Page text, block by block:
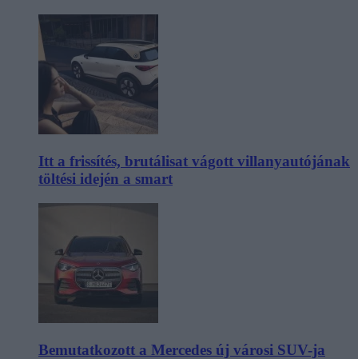
Itt a frissítés, brutálisat vágott villanyautójának
töltési idején a smart
Bemutatkozott a Mercedes új városi SUV-ja